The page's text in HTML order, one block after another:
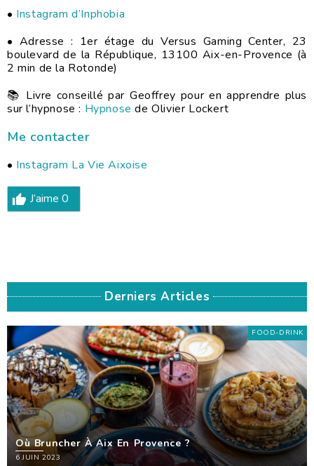
• Instagram d’Inphobia
• Adresse : 1er étage du Versus Gaming Center, 23
boulevard de la République, 13100 Aix-en-Provence (à
2 min de la Rotonde)
📚 Livre conseillé par Geoffrey pour en apprendre plus
sur l’hypnose : Hypnose de Olivier Lockert
Me contacter
• Instagram La Vie Aixoise
J’aime 0
Derniers Articles
FOOD-DRINK
Où Bruncher À Aix En Provence ?
6 JUIN 2023